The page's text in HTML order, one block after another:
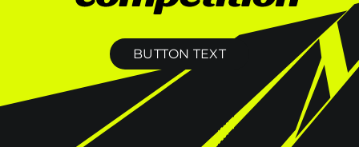
BUTTON TEXT